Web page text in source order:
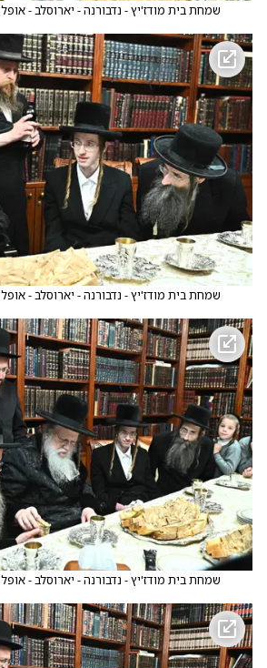
שמחת בית מודז'יץ - נדבורנה - יארוסלב -
שמחת בית מודז'יץ - נדבורנה - יארוסלב -
שמחת בית מודז'יץ - נדבורנה - יארוסלב -